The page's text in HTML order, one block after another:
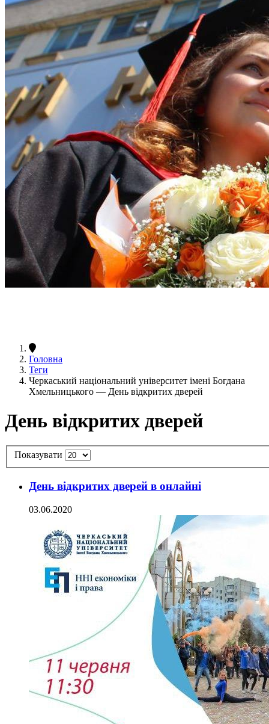
Головна
Теги
Черкаський національний університет імені Богдана
Хмельницького — День відкритих дверей
День відкритих дверей
Показувати
День відкритих дверей в онлайні
03.06.2020